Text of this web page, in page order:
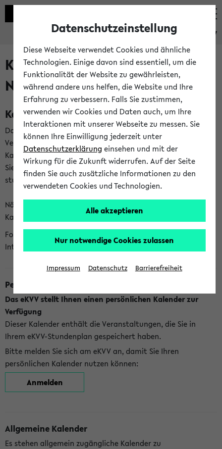
eKVV
Kalenderintegration und
Newsfeeds
Kalenderintegration
Das eKVV bietet Ihnen die Möglichkeit,
Veranstaltungstermine in eine Vielzahl von
Kalenderanwendungen einzubinden. Auf diese Weise können
Sie einen gemeinsamen Überblick über Ihre privaten und
studienbezogenen Termine erhalten.
Näheres zu Vorteilen und Funktionsweise der
Kalenderintegration können Sie auf unserer
Folgende Kalender bietet Ihnen das eKVV derzeit zur
Integration an:
Persönlicher Kalender
Das eKVV stellt Ihnen einen persönlichen Kalender zur
Verfügung
Dieser Kalender enthält die Veranstaltungen, die Sie in
Ihrem eKVV-Stundenplan gespeichert haben.
Bitte melden Sie sich am eKVV an, damit Sie Ihren
persönlichen Kalender nutzen können:
Anmelden
Allgemeine Kalender
Es stehen allgemein zugängliche Kalender zu
Datenschutzeinstellung
Diese Webseite verwendet Cookies und ähnliche
Technologien. Einige davon sind essentiell, um die
Funktionalität der Website zu gewährleisten,
während andere uns helfen, die Website und Ihre
Erfahrung zu verbessern. Falls Sie zustimmen,
verwenden wir Cookies und Daten auch, um Ihre
Interaktionen mit unserer Webseite zu messen. Sie
können Ihre Einwilligung jederzeit unter
Datenschutzerklärung einsehen und mit der
Wirkung für die Zukunft widerrufen. Auf der Seite
finden Sie auch zusätzliche Informationen zu den
verwendeten Cookies und Technologien.
Alle akzeptieren
Nur notwendige Cookies zulassen
Impressum Datenschutz Barrierefreiheit